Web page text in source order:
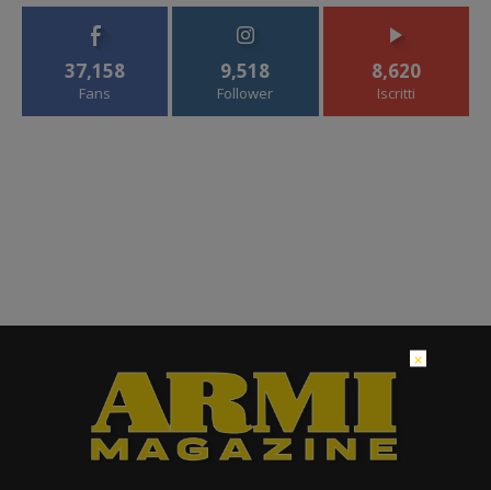
37,158
Fans
9,518
Follower
8,620
Iscritti
×